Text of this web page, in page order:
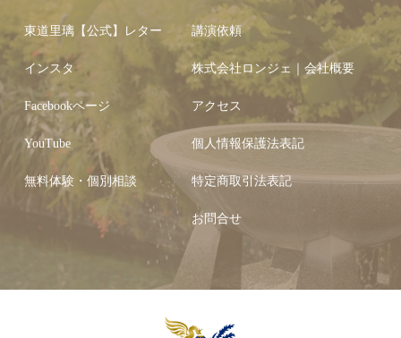
東道里璃【公式】レター
インスタ
Facebookページ
YouTube
無料体験・個別相談
講演依頼
株式会社ロンジェ｜会社概要
アクセス
個人情報保護法表記
特定商取引法表記
お問合せ